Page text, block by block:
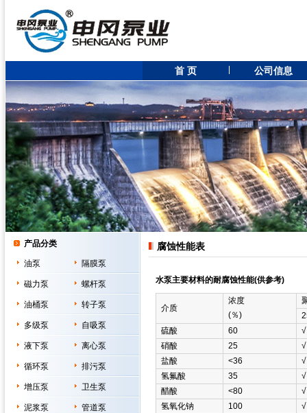
首 页 公司信息
产品分类
油泵 隔膜泵
磁力泵 螺杆泵
油桶泵 转子泵
多级泵 自吸泵
液下泵 离心泵
循环泵 排污泵
增压泵 卫生泵
泥浆泵 管道泵
腐蚀性能表
水泵主要材料的耐腐蚀性能(供参考)
介质
浓度
(％)
硫酸
60
√
硝酸
25
√
盐酸
<36
√
氢氟酸
35
√
醋酸
<80
√
氢氧化钠
100
√